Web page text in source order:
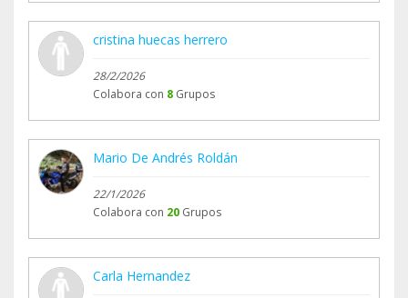
cristina huecas herrero
28/2/2026
Colabora con 8 Grupos
Mario De Andrés Roldán
22/1/2026
Colabora con 20 Grupos
Carla Hernandez